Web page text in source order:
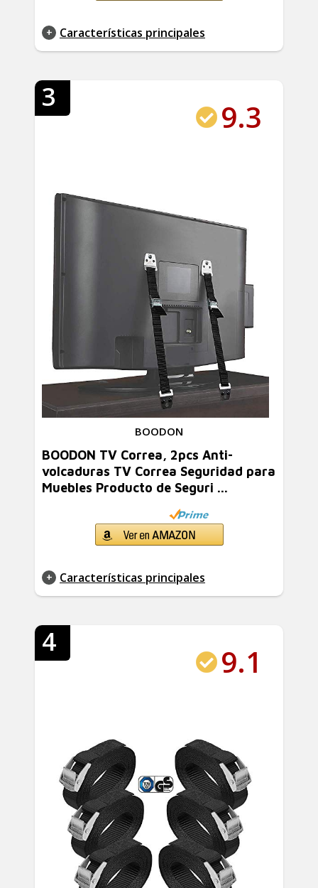
Características principales
3
9.3
BOODON
BOODON TV Correa, 2pcs Anti-
volcaduras TV Correa Seguridad para
Muebles Producto de Seguri ...
Características principales
4
9.1